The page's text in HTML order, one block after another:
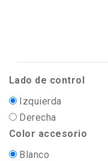
Lado de control
Izquierda
Derecha
Color accesorio
Blanco